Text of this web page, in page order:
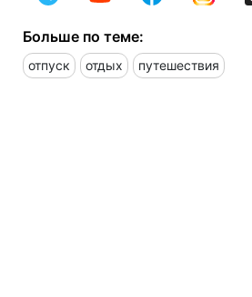
Больше по теме:
отпуск отдых путешествия